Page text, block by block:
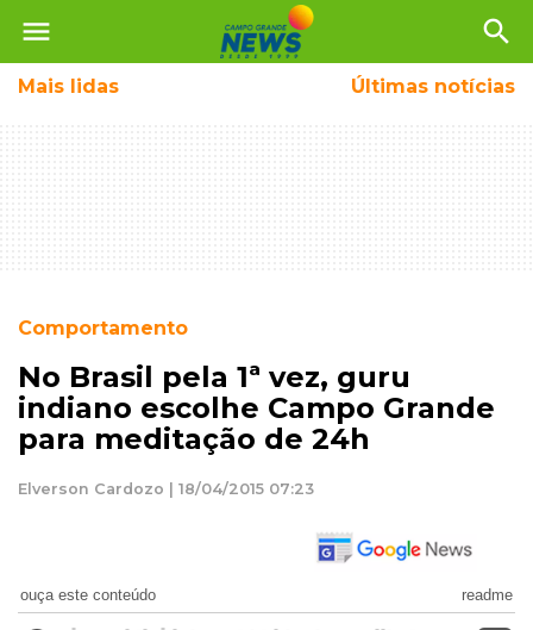
menu search
Mais lidas Últimas notícias
Comportamento
No Brasil pela 1ª vez, guru
indiano escolhe Campo Grande
para meditação de 24h
Elverson Cardozo | 18/04/2015 07:23
ouça este conteúdo readme